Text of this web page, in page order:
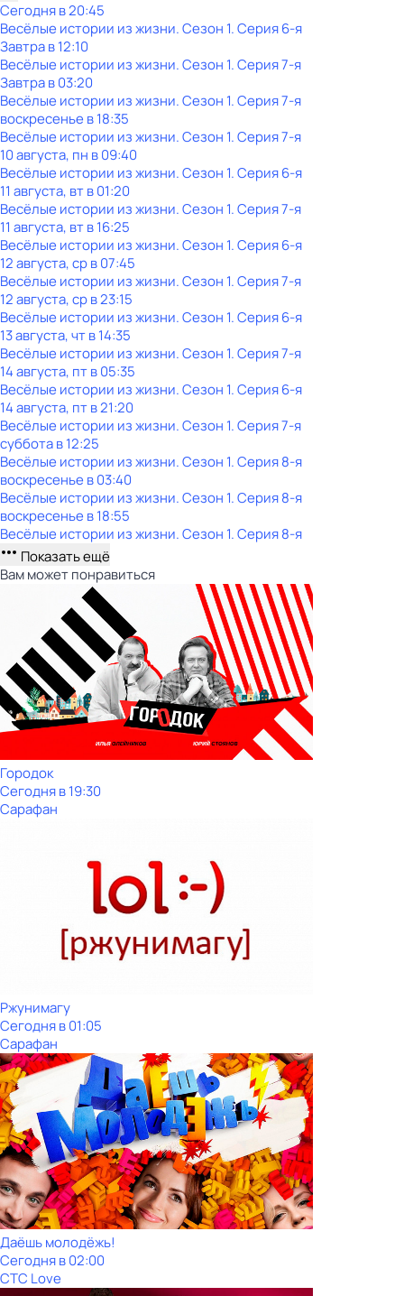
Сегодня в 20:45
Весёлые истории из жизни. Сезон 1. Серия 6-я
Завтра в 12:10
Весёлые истории из жизни. Сезон 1. Серия 7-я
Завтра в 03:20
Весёлые истории из жизни. Сезон 1. Серия 7-я
воскресенье в18:35
Весёлые истории из жизни. Сезон 1. Серия 7-я
10 августа, пн в 09:40
Весёлые истории из жизни. Сезон 1. Серия 6-я
11 августа, вт в 01:20
Весёлые истории из жизни. Сезон 1. Серия 7-я
11 августа, вт в 16:25
Весёлые истории из жизни. Сезон 1. Серия 6-я
12 августа, ср в 07:45
Весёлые истории из жизни. Сезон 1. Серия 7-я
12 августа, ср в 23:15
Весёлые истории из жизни. Сезон 1. Серия 6-я
13 августа, чт в 14:35
Весёлые истории из жизни. Сезон 1. Серия 7-я
14 августа, пт в 05:35
Весёлые истории из жизни. Сезон 1. Серия 6-я
14 августа, пт в 21:20
Весёлые истории из жизни. Сезон 1. Серия 7-я
субботав12:25
Весёлые истории из жизни. Сезон 1. Серия 8-я
воскресенье в03:40
Весёлые истории из жизни. Сезон 1. Серия 8-я
воскресенье в18:55
Весёлые истории из жизни. Сезон 1. Серия 8-я
Показать ещё
Вам может понравиться
Городок
Сегодня в 19:30
Сарафан
Ржунимагу
Сегодня в 01:05
Сарафан
Даёшь молодёжь!
Сегодня в 02:00
СТС Love